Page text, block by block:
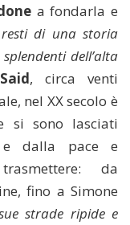
a fondarla e
di una storia
dell’alta
, circa venti
nel XX secolo è
si sono lasciati
e dalla pace e
da
fino a Simone
strade ripide e